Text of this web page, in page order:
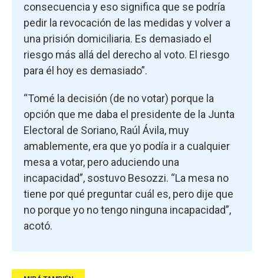
consecuencia y eso significa que se podría
pedir la revocación de las medidas y volver a
una prisión domiciliaria. Es demasiado el
riesgo más allá del derecho al voto. El riesgo
para él hoy es demasiado”.
“Tomé la decisión (de no votar) porque la
opción que me daba el presidente de la Junta
Electoral de Soriano, Raúl Ávila, muy
amablemente, era que yo podía ir a cualquier
mesa a votar, pero aduciendo una
incapacidad”, sostuvo Besozzi. “La mesa no
tiene por qué preguntar cuál es, pero dije que
no porque yo no tengo ninguna incapacidad”,
acotó.